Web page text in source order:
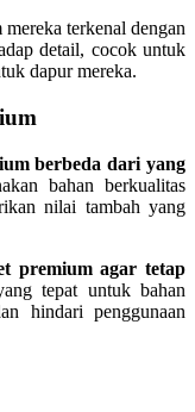
terkenal dengan
detail, cocok untuk
dapur mereka.
berbeda dari yang
bahan berkualitas
nilai tambah yang
premium agar tetap
tepat untuk bahan
hindari penggunaan